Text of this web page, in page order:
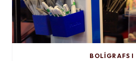
BOLÍGRAFS I